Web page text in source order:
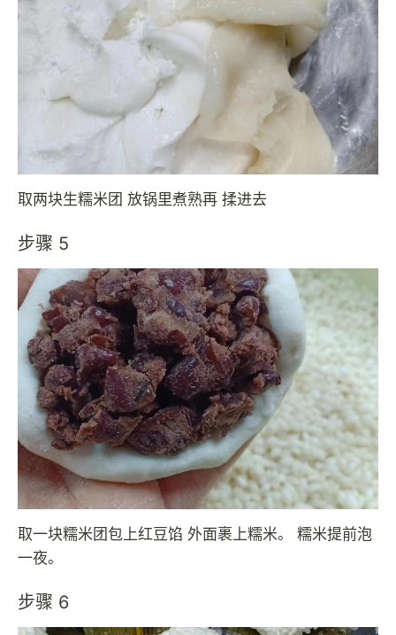
取两块生糯米团 放锅里煮熟再 揉进去
步骤 5
取一块糯米团包上红豆馅 外面裹上糯米。 糯米提前泡
一夜。
步骤 6